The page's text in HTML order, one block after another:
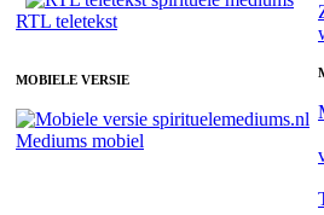
RTL teletekst
MOBIELE VERSIE
Mediums mobiel